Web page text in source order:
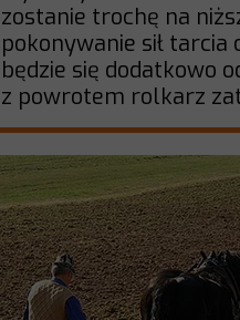
zostanie trochę na
pokonywanie sił
będzie się dodatkowo
z powrotem rolkarz